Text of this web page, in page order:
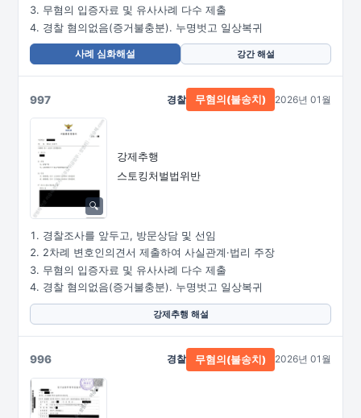
무혐의 입증자료 및 유사사례 다수 제출
경찰 혐의없음(증거불충분). 누명벗고 일상복귀
사례 심화해설 강간 해설
997
강제추행
스토킹처벌법위반
경찰 무혐의(불송치) 2026년 01월
경찰조사를 앞두고, 방문상담 및 선임
2차례 변호인의견서 제출하여 사실관계·법리 주장
무혐의 입증자료 및 유사사례 다수 제출
경찰 혐의없음(증거불충분). 누명벗고 일상복귀
강제추행 해설
996 경찰 무혐의(불송치) 2026년 01월